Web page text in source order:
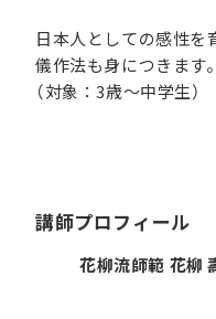
日本人としての感性を
儀作法も身につきます。
（対象：3歳～中学生）
講師プロフィール
花柳流師範 花柳